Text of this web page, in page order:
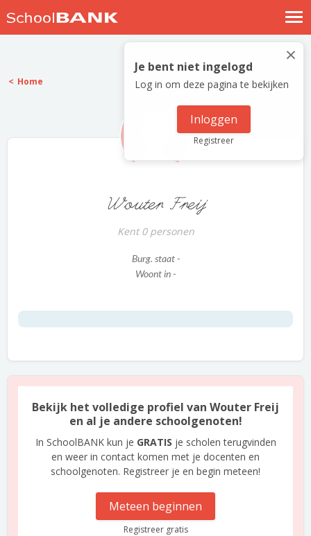
Nostalgische verhalen
Log in
Meld je gratis aan
×
Je bent niet ingelogd
Log in om deze pagina te bekijken
Inloggen
Registreer
Home
Wouter Freij
Kent 0 personen
Burg. staat -
Woont in -
Bekijk het volledige profiel van Wouter Freij
en al je andere schoolgenoten!
In SchoolBANK kun je GRATIS je scholen terugvinden
en weer in contact komen met je docenten en
schoolgenoten. Registreer je en begin meteen!
Meteen beginnen
Registreer gratis